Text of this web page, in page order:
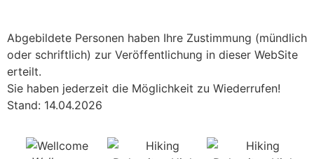
Abgebildete Personen haben Ihre Zustimmung (mündlich
oder schriftlich) zur Veröffentlichung in dieser WebSite
erteilt.
Sie haben jederzeit die Möglichkeit zu Wiederrufen!
Stand: 14.04.2026